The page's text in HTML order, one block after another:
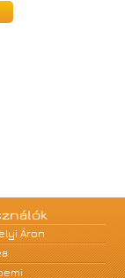
Áron